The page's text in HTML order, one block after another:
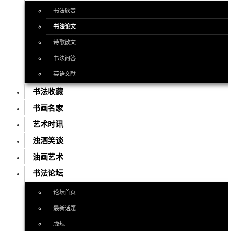
书法欣赏
书法论文
诗歌散文
书法问答
英语文献
书法收藏
书画名家
艺术时讯
浊酒笑谈
油画艺术
书法论坛
论坛首页
最新话题
版规